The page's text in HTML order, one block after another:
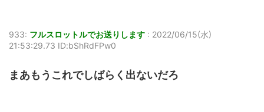
933: フルスロットルでお送りします : 2022/06/15(水)
21:53:29.73 ID:bShRdFPw0
まあもうこれでしばらく出ないだろ